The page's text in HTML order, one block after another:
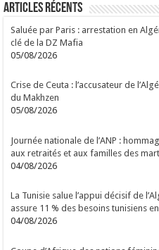
Articles Récents
Saluée par Paris : arrestation en
clé de la DZ Mafia
05/08/2026
Crise de Ceuta : l’accusateur de
du Makhzen
05/08/2026
Journée nationale de l’ANP :
aux retraités et aux familles des
04/08/2026
La Tunisie salue l’appui décisif de
assure 11 % des besoins tunisiens
04/08/2026